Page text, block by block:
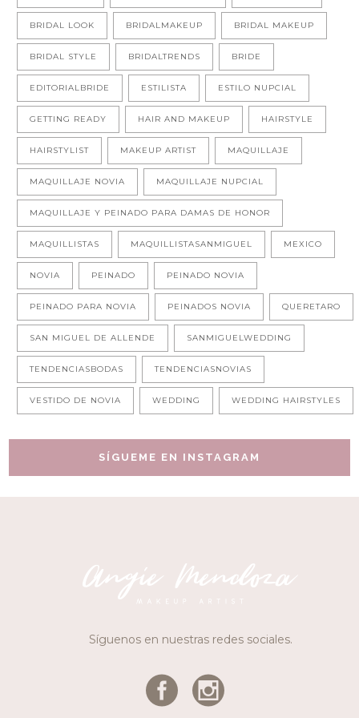
BRIDAL LOOK BRIDALMAKEUP BRIDAL MAKEUP
BRIDAL STYLE BRIDALTRENDS BRIDE
EDITORIALBRIDE ESTILISTA ESTILO NUPCIAL
GETTING READY HAIR AND MAKEUP HAIRSTYLE
HAIRSTYLIST MAKEUP ARTIST MAQUILLAJE
MAQUILLAJE NOVIA MAQUILLAJE NUPCIAL
MAQUILLAJE Y PEINADO PARA DAMAS DE HONOR
MAQUILLISTAS MAQUILLISTASANMIGUEL MEXICO
NOVIA PEINADO PEINADO NOVIA
PEINADO PARA NOVIA PEINADOS NOVIA QUERETARO
SAN MIGUEL DE ALLENDE SANMIGUELWEDDING
TENDENCIASBODAS TENDENCIASNOVIAS
VESTIDO DE NOVIA WEDDING WEDDING HAIRSTYLES
SÍGUEME EN INSTAGRAM
Síguenos en nuestras redes sociales.